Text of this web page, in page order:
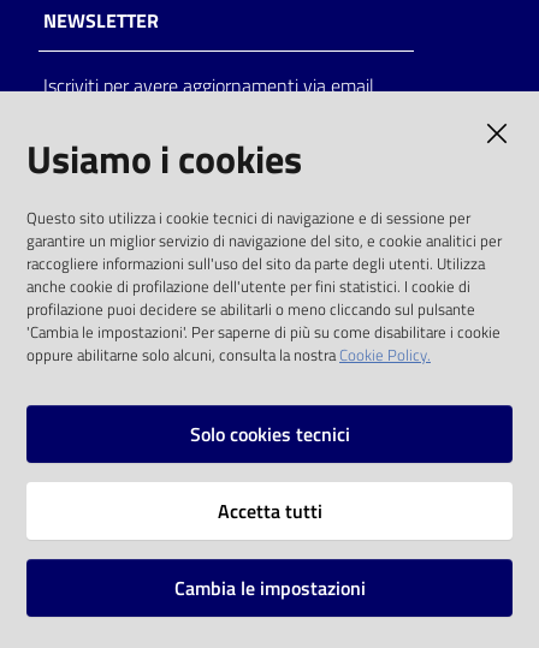
Catalogo
on line
Eventi
Chiedi al
bibliotecario
NEWSLETTER
Iscriviti per avere aggiornamenti via email
solo alle condizioni previste dalla direttiva
comunitaria 2003/98/CE e dal d.lgs. 36/2006
SOCIAL
Instagram
Vai alla pagina
Mappa del sito
Usiamo i cookies
Questo sito utilizza i cookie tecnici di navigazione e di sessione per
garantire un miglior servizio di navigazione del sito, e cookie analitici per
raccogliere informazioni sull'uso del sito da parte degli utenti. Utilizza
anche cookie di profilazione dell'utente per fini statistici. I cookie di
profilazione puoi decidere se abilitarli o meno cliccando sul pulsante
'Cambia le impostazioni'. Per saperne di più su come disabilitare i cookie
oppure abilitarne solo alcuni, consulta la nostraCookie Policy.
Solo cookies tecnici
Accetta tutti
Cambia le impostazioni